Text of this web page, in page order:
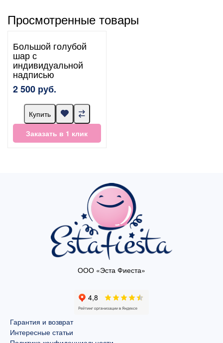
Просмотренные товары
Большой голубой
шар с
индивидуальной
надписью
2 500 руб.
Купить
Заказать в 1 клик
ООО «Эста Фиеста»
Гарантия и возврат
Интересные статьи